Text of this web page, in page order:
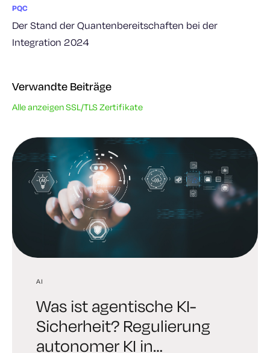
PQC
Der Stand der Quantenbereitschaften bei der
Integration 2024
Verwandte Beiträge
Alle anzeigen SSL/TLS Zertifikate
AI
Was ist agentische KI-
Sicherheit? Regulierung
autonomer KI in
AI
Digital Trust Digest:
Entdecken Sie die AI
Identity Edition, die die
TRENDS IN DER INDUSTRIE
6 brutale Wahrheiten,
denen sich jede
Führungskraft in Bezug